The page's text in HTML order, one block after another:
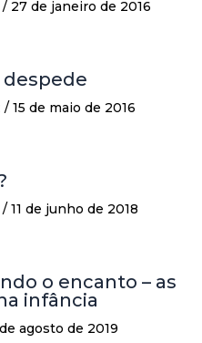
/ 27 de janeiro de 2016
despede
/ 15 de maio de 2016
/ 11 de junho de 2018
o encanto – as
infância
agosto de 2019